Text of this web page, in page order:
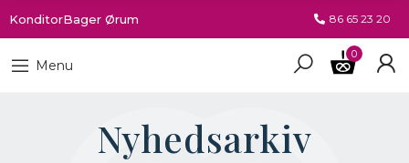
KonditorBager Ørum 86 65 23 20
Menu
0
Nyhedsarkiv